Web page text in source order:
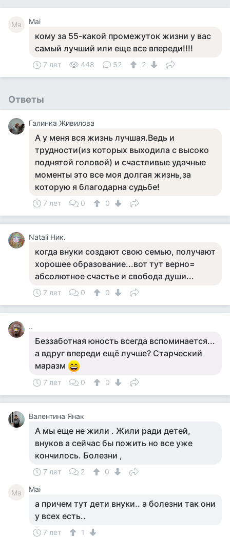
Ma Mai
кому за 55-какой промежуток жизни у вас
самый лучший или еще все впереди!!!!
7 лет 448 52 2
Ответы
Галинка Живилова
А у меня вся жизнь лучшая.Ведь и
трудности(из которых выходила с высоко
поднятой головой) и счастливые удачные
моменты это все моя долгая жизнь,за
которую я благодарна судьбе!
7 лет 0 0
Natali Ник.
когда внуки создают свою семью, получают
хорошее образование...вот тут верно=
абсолютное счастье и свобода души...
7 лет 0 0
..
Беззаботная юность всегда вспоминается...
а вдруг впереди ещё лучше? Старческий
маразм
7 лет 0 0
Валентина Янак
А мы еще не жили . Жили ради детей,
внуков а сейчас бы пожить но все уже
кончилось. Болезни ,
7 лет 2 0
Ma Mai
а причем тут дети внуки.. а болезни так они
у всех есть..
7 лет
1